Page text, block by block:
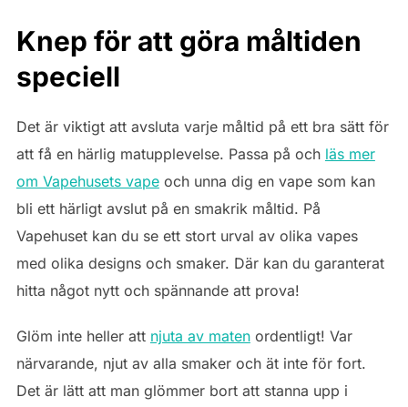
Knep för att göra måltiden
speciell
Det är viktigt att avsluta varje måltid på ett bra sätt för
att få en härlig matupplevelse. Passa på och läs mer
om Vapehusets vapeoch unna dig en vape som kan
bli ett härligt avslut på en smakrik måltid. På
Vapehuset kan du se ett stort urval av olika vapes
med olika designs och smaker. Där kan du garanterat
hitta något nytt och spännande att prova!
Glöm inte heller att njuta av matenordentligt! Var
närvarande, njut av alla smaker och ät inte för fort.
Det är lätt att man glömmer bort att stanna upp i